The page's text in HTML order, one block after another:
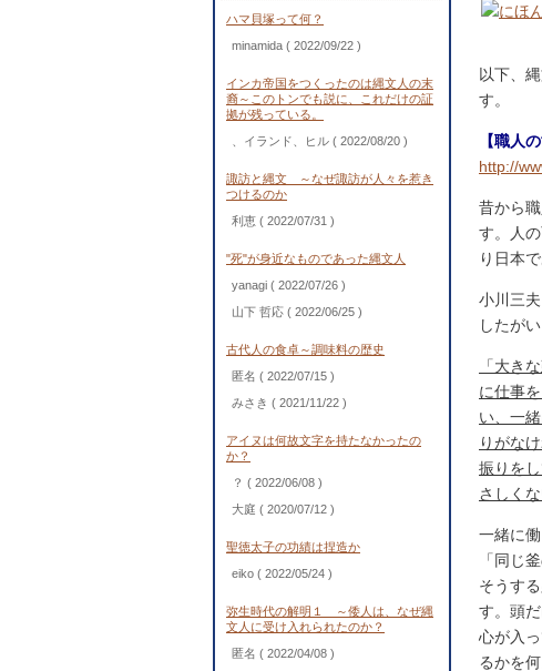
ハマ貝塚って何？
minamida ( 2022/09/22 )
インカ帝国をつくったのは縄文人の末
裔～このトンでも説に、これだけの証
拠が残っている。
、イランド、ヒル ( 2022/08/20 )
諏訪と縄文 ～なぜ諏訪が人々を惹き
つけるのか
利恵 ( 2022/07/31 )
"死"が身近なものであった縄文人
yanagi ( 2022/07/26 )
山下 哲応 ( 2022/06/25 )
古代人の食卓～調味料の歴史
匿名 ( 2022/07/15 )
みさき ( 2021/11/22 )
アイヌは何故文字を持たなかったの
か？
？ ( 2022/06/08 )
大庭 ( 2020/07/12 )
聖徳太子の功績は捏造か
eiko ( 2022/05/24 )
弥生時代の解明１ ～倭人は、なぜ縄
文人に受け入れられたのか？
匿名 ( 2022/04/08 )
以下、
す。
【職人
http://
昔から
す。人
り日本
小川三
したが
「大き
に仕事
い、一
りがな
振りを
さしく
一緒に
「同じ
そうす
す。頭
心が入
るかを